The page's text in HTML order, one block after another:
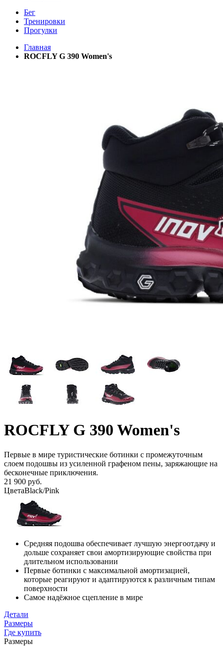
Бег
Тренировки
Прогулки
Главная
ROCFLY G 390 Women's
ROCFLY G 390 Women's
Первые в мире туристические ботинки с промежуточным
слоем подошвы из усиленной графеном пены, заряжающие на
бесконечные приключения.
21 900 руб.
ЦветаBlack/Pink
Средняя подошва обеспечивает лучшую энергоотдачу и
дольше сохраняет свои амортизирующие свойства при
длительном использовании
Первые ботинки с максимальной амортизацией,
которые реагируют и адаптируются к различным типам
поверхности
Самое надёжное сцепление в мире
Детали
Размеры
Где купить
Размеры